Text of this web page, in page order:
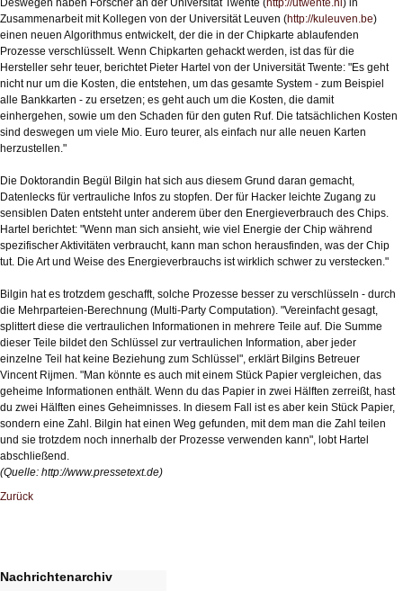
Deswegen haben Forscher an der Universität Twente (http://utwente.nl ) in
Zusammenarbeit mit Kollegen von der Universität Leuven (http://kuleuven.be)
einen neuen Algorithmus entwickelt, der die in der Chipkarte ablaufenden
Prozesse verschlüsselt. Wenn Chipkarten gehackt werden, ist das für die
Hersteller sehr teuer, berichtet Pieter Hartel von der Universität Twente: "Es geht
nicht nur um die Kosten, die entstehen, um das gesamte System - zum Beispiel
alle Bankkarten - zu ersetzen; es geht auch um die Kosten, die damit
einhergehen, sowie um den Schaden für den guten Ruf. Die tatsächlichen Kosten
sind deswegen um viele Mio. Euro teurer, als einfach nur alle neuen Karten
herzustellen."
Die Doktorandin Begül Bilgin hat sich aus diesem Grund daran gemacht,
Datenlecks für vertrauliche Infos zu stopfen. Der für Hacker leichte Zugang zu
sensiblen Daten entsteht unter anderem über den Energieverbrauch des Chips.
Hartel berichtet: "Wenn man sich ansieht, wie viel Energie der Chip während
spezifischer Aktivitäten verbraucht, kann man schon herausfinden, was der Chip
tut. Die Art und Weise des Energieverbrauchs ist wirklich schwer zu verstecken."
Bilgin hat es trotzdem geschafft, solche Prozesse besser zu verschlüsseln - durch
die Mehrparteien-Berechnung (Multi-Party Computation). "Vereinfacht gesagt,
splittert diese die vertraulichen Informationen in mehrere Teile auf. Die Summe
dieser Teile bildet den Schlüssel zur vertraulichen Information, aber jeder
einzelne Teil hat keine Beziehung zum Schlüssel", erklärt Bilgins Betreuer
Vincent Rijmen. "Man könnte es auch mit einem Stück Papier vergleichen, das
geheime Informationen enthält. Wenn du das Papier in zwei Hälften zerreißt, hast
du zwei Hälften eines Geheimnisses. In diesem Fall ist es aber kein Stück Papier,
sondern eine Zahl. Bilgin hat einen Weg gefunden, mit dem man die Zahl teilen
und sie trotzdem noch innerhalb der Prozesse verwenden kann", lobt Hartel
abschließend.
(Quelle: http://www.pressetext.de)
Zurück
Nachrichtenarchiv